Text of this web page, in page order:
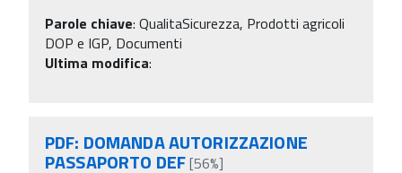
Parole chiave: QualitaSicurezza, Prodotti agricoli
DOP e IGP, Documenti
Ultima modifica:
PDF: DOMANDA AUTORIZZAZIONE
PASSAPORTO DEF[56%]